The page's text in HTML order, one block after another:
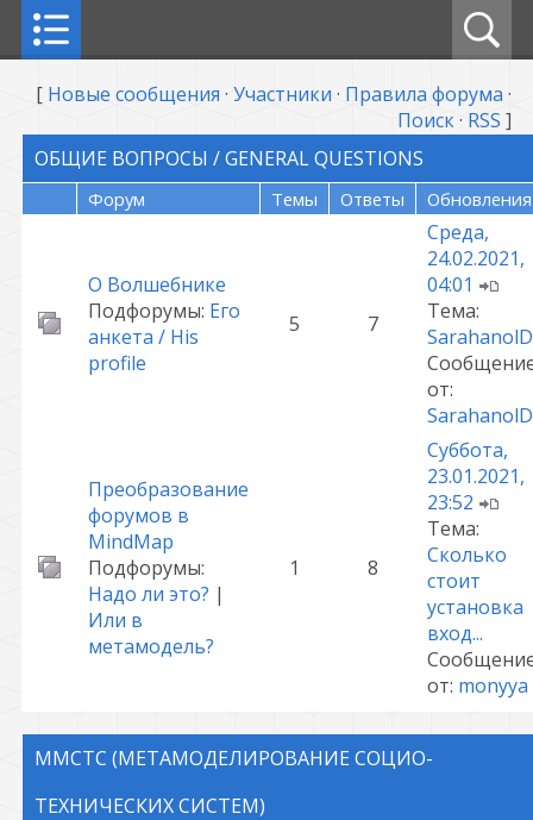
[ Новые сообщения · Участники · Правила форума ·
Поиск· RSS ]
ОБЩИЕ ВОПРОСЫ / GENERAL QUESTIONS
Форум Темы Ответы Обновления
О Волшебнике
Подфорумы: Его
анкета / His
profile
5 7
Среда,
24.02.2021,
04:01
Тема:
SarahanolD
от:
SarahanolD
Преобразование
форумов в
MindMap
Подфорумы:
Надо ли это? |
Или в
метамодель?
1 8
Суббота,
23.01.2021,
23:52
Тема:
Сколько
стоит
установка
вход...
от: monyya
ММСТС (МЕТАМОДЕЛИРОВАНИЕ СОЦИО-
ТЕХНИЧЕСКИХ СИСТЕМ)